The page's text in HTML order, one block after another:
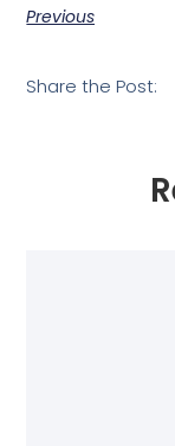
Previous
Share the Post: